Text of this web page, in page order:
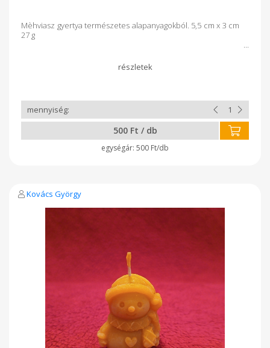
Mèhviasz gyertya természetes alapanyagokból. 5,5 cm x 3 cm
27 g
500 Ft / db
500 Ft/db
Kovács György